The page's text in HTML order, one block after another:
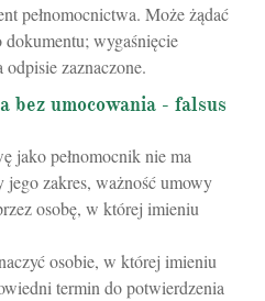
pełnomocnictwa. Może żądać
wygaśnięcie
zaznaczone.
bez umocowania - falsus
jako pełnomocnik nie ma
zakres, ważność umowy
osobę, w której imieniu
osobie, w której imieniu
termin do potwierdzenia